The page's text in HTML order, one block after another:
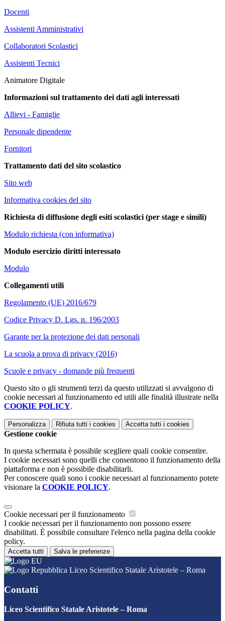
Docenti
Assistenti Amministrativi
Collaboratori Scolastici
Assistenti Tecnici
Animatore Digitale
Informazioni sul trattamento dei dati agli interessati
Allievi - Famiglie
Personale dipendente
Fornitori
Trattamento dati del sito scolastico
Sito web
Informativa cookies del sito
Richiesta di diffusione degli esiti scolastici (per stage e simili)
Modulo richiesta (con informativa)
Modulo esercizio diritti interessato
Modulo
Collegamenti utili
Regolamento (UE) 2016/679
Codice Privacy D. Lgs. n. 196/2003
Garante per la protezione dei dati personali
La scuola a prova di privacy (2016)
Scuole e privacy - domande più frequenti
Questo sito o gli strumenti terzi da questo utilizzati si avvalgono di
cookie necessari al funzionamento ed utili alle finalità illustrate nella
COOKIE POLICY.
Personalizza Rifiuta tutti i cookies Accetta tutti i cookies
Gestione cookie
In questa schermata è possibile scegliere quali cookie consentire.
I cookie necessari sono quelli che consentono il funzionamento della
piattaforma e non è possibile disabilitarli.
Per conoscere quali sono i cookie necessari al funzionamento potete
visionare la COOKIE POLICY.
Cookie necessari per il funzionamento
I cookie necessari per il funzionamento non possono essere
disabilitati. È possibile consultare l'elenco nella pagina della cookie
policy.
Accetta tutti Salva le preferenze
Liceo Scientifico Statale Aristotele – Roma
Contatti
Liceo Scientifico Statale Aristotele – Roma